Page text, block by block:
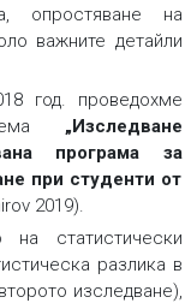
опростяване на
важните детайли
год. проведохме
„Изследване
програма за
при студенти от
2019).
на статистически
разлика в
изследване),